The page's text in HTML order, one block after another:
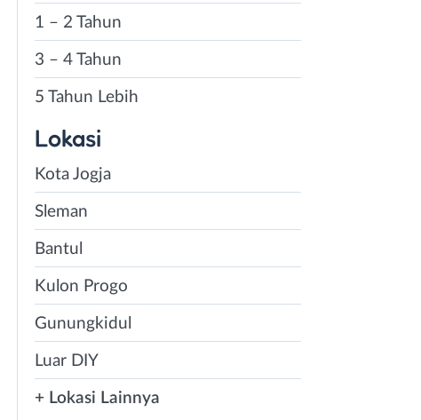
1 – 2 Tahun
3 – 4 Tahun
5 Tahun Lebih
Lokasi
Kota Jogja
Sleman
Bantul
Kulon Progo
Gunungkidul
Luar DIY
+ Lokasi Lainnya